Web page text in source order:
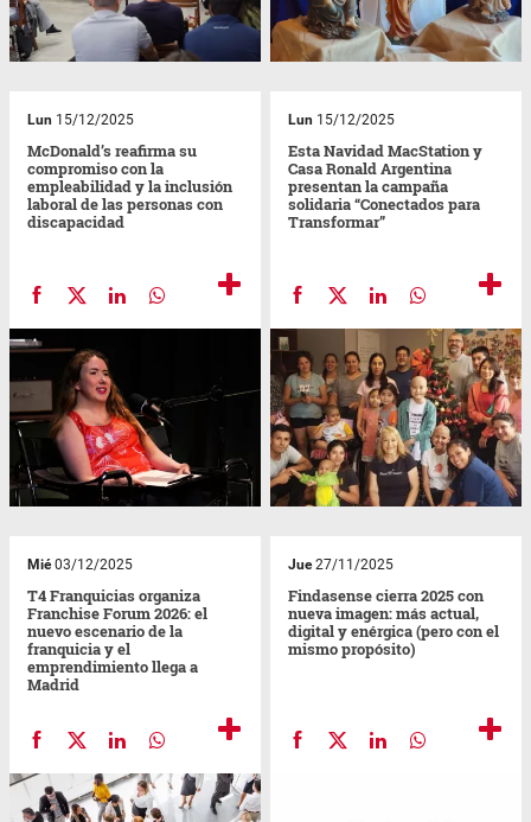
Lun 15/12/2025
McDonald’s reafirma su
compromiso con la
empleabilidad y la inclusión
laboral de las personas con
discapacidad
Lun 15/12/2025
Esta Navidad MacStation y
Casa Ronald Argentina
presentan la campaña
solidaria “Conectados para
Transformar”
Mié03/12/2025
T4 Franquicias organiza
Franchise Forum 2026: el
nuevo escenario de la
franquicia y el
emprendimiento llega a
Madrid
Jue27/11/2025
Findasense cierra 2025 con
nueva imagen: más actual,
digital y enérgica (pero con el
mismo propósito)